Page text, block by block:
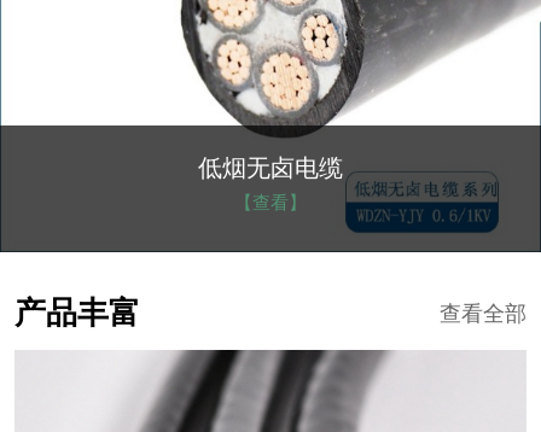
低烟无卤电缆
【查看】
查看全部
产品丰富